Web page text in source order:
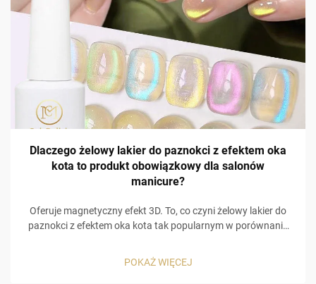
Dlaczego żelowy lakier do paznokci z efektem oka
kota to produkt obowiązkowy dla salonów
manicure?
Oferuje magnetyczny efekt 3D. To, co czyni żelowy lakier do
paznokci z efektem oka kota tak popularnym w porównaniu
holograficzny efekt 3D! Żelowy lakier do paznokci z efektem
oka kota zawiera specjalny, wbudowany w jego skład
POKAŻ WIĘCEJ